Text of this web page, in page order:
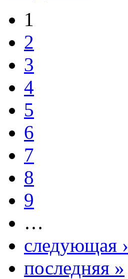
1
2
3
4
5
6
7
8
9
…
следующая ›
последняя »